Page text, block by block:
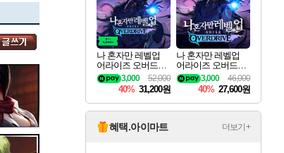
나 혼자만 레벨업
어라이즈 오버드라
이브 디럭스 에디션
Solo Leveling Arise
Overdrive Deluxe Edi
tion
52,000
3,000
40% 31,200원
나 혼자만 레벨업
어라이즈 오버드라
이브 Solo Leveling A
rise
46,000
3,000
40% 27,600원
혜택.아이마트 더보기+